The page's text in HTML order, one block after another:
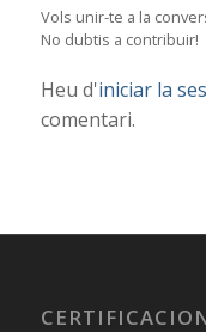
Vols unir-te a la
No dubtis a contribuir!
Heu d'iniciar la
comentari.